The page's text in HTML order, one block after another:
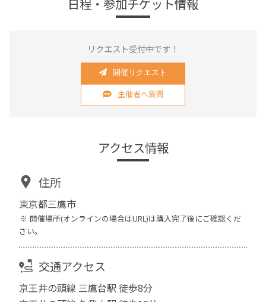
日程・参加チケット情報
リクエスト受付中です！
開催リクエスト
主催者へ質問
アクセス情報
住所
東京都三鷹市
開催場所(オンラインの場合はURL)は購入完了後にご確認くだ
さい。
交通アクセス
京王井の頭線 三鷹台駅 徒歩8分